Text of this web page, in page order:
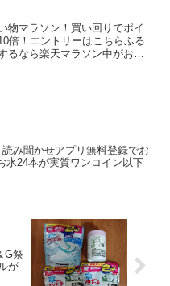
物マラソン！買い回りでポイ
倍！エントリーはこちらふる
るなら楽天マラソン中がおす
読み聞かせアプリ無料登録でお
水24本が実質ワンコイン以下
G祭
が